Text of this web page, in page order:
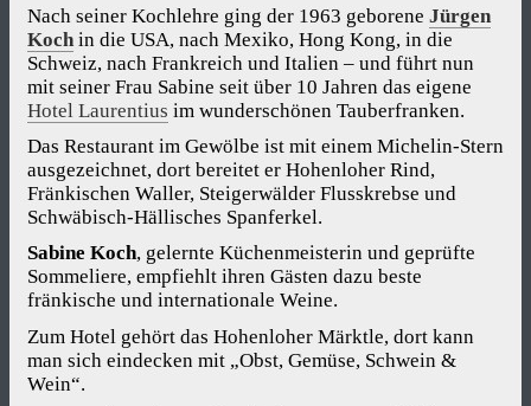
Nach seiner Kochlehre ging der 1963 geborene Jürgen
Koch in die USA, nach Mexiko, Hong Kong, in die
Schweiz, nach Frankreich und Italien – und führt nun
mit seiner Frau Sabine seit über 10 Jahren das eigene
Hotel Laurentius im wunderschönen Tauberfranken.
Das Restaurant im Gewölbe ist mit einem Michelin-Stern
ausgezeichnet, dort bereitet er Hohenloher Rind,
Fränkischen Waller, Steigerwälder Flusskrebse und
Schwäbisch-Hällisches Spanferkel.
Sabine Koch, gelernte Küchenmeisterin und geprüfte
Sommeliere, empfiehlt ihren Gästen dazu beste
fränkische und internationale Weine.
Zum Hotel gehört das Hohenloher Märktle, dort kann
man sich eindecken mit „Obst, Gemüse, Schwein &
Wein“.